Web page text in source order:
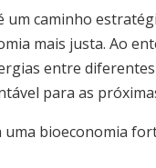
caminho
mais justa. Ao
entre
para as
bioeconomia